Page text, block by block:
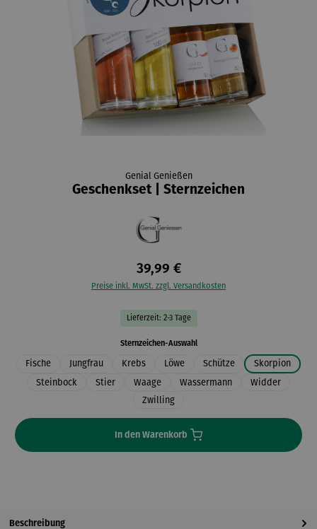
Genial Genießen
Geschenkset | Sternzeichen
39,99 €
Preise inkl. MwSt. zzgl. Versandkosten
Lieferzeit: 2-3 Tage
Sternzeichen-Auswahlauswählen
Fische Jungfrau Krebs Löwe Schütze
Skorpion
Steinbock
Stier Waage Wassermann
Widder
Zwilling
In den Warenkorb
Beschreibung